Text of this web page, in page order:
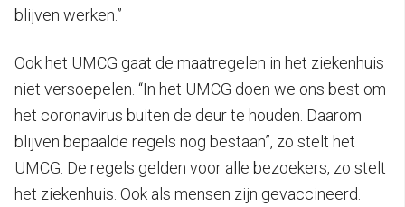
blijven werken.”
Ook het UMCG gaat de maatregelen in het ziekenhuis
niet versoepelen. “In het UMCG doen we ons best om
het coronavirus buiten de deur te houden. Daarom
blijven bepaalde regels nog bestaan”, zo stelt het
UMCG. De regels gelden voor alle bezoekers, zo stelt
het ziekenhuis. Ook als mensen zijn gevaccineerd.